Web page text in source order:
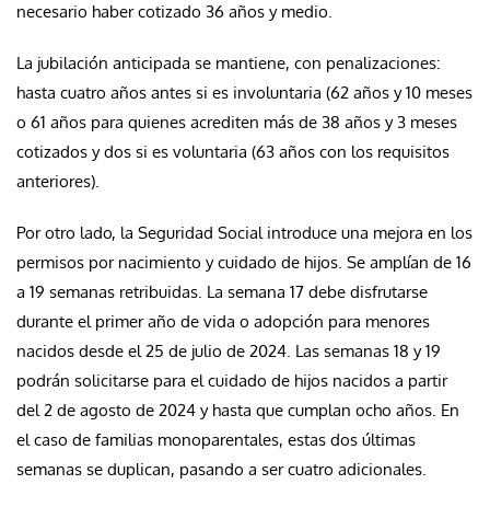
necesario haber cotizado 36 años y medio.
La jubilación anticipada se mantiene, con penalizaciones:
hasta cuatro años antes si es involuntaria (62 años y 10 meses
o 61 años para quienes acrediten más de 38 años y 3 meses
cotizados y dos si es voluntaria (63 años con los requisitos
anteriores).
Por otro lado, la Seguridad Social introduce una mejora en los
permisos por nacimiento y cuidado de hijos. Se amplían de 16
a 19 semanas retribuidas. La semana 17 debe disfrutarse
durante el primer año de vida o adopción para menores
nacidos desde el 25 de julio de 2024. Las semanas 18 y 19
podrán solicitarse para el cuidado de hijos nacidos a partir
del 2 de agosto de 2024 y hasta que cumplan ocho años. En
el caso de familias monoparentales, estas dos últimas
semanas se duplican, pasando a ser cuatro adicionales.